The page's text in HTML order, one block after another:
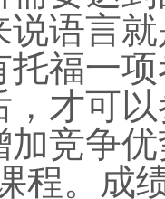
说语言
托福一
，才可
加竞争
程。成